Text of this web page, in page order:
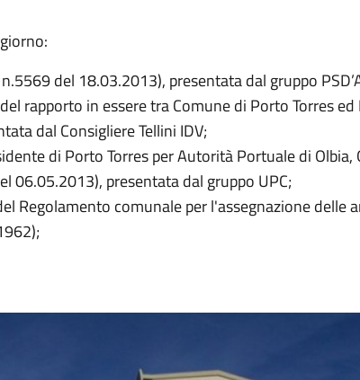
del 18.03.2013), presentata dal gruppo
rapporto in essere tra Comune di Porto Torres
dal Consigliere Tellini IDV;
di Porto Torres per Autorità Portuale di Olbia,
06.05.2013), presentata dal gruppo UPC;
Regolamento comunale per l'assegnazione delle